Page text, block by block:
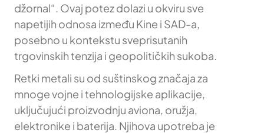
džornal“. Ovaj potez dolazi u okviru sve
napetijih odnosa između Kine i SAD-a,
posebno u kontekstu sveprisutanih
trgovinskih tenzija i geopolitičkih sukoba.
Retki metali su od suštinskog značaja za
mnoge vojne i tehnologijske aplikacije,
uključujući proizvodnju aviona, oružja,
elektronike i baterija. Njihova upotreba je